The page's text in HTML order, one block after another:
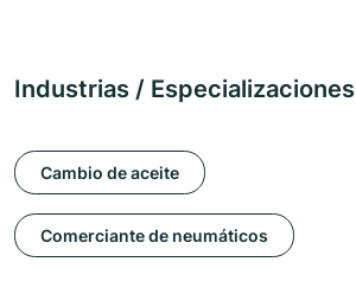
Industrias / Especializaciones
Cambio de aceite
Comerciante de neumáticos